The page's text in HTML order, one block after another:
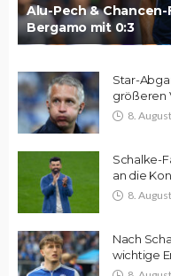
Alu-Pech &
Bergamo mit 0:3
Star-
größeren
8.
Schalke-
an die
8.
Nach
wichtige